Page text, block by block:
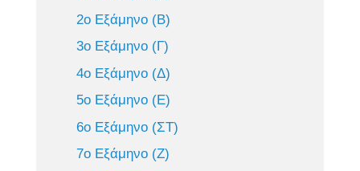
2ο Εξάμηνο (Β)
3ο Εξάμηνο (Γ)
4ο Εξάμηνο (Δ)
5ο Εξάμηνο (Ε)
6ο Εξάμηνο (ΣΤ)
7ο Εξάμηνο (Ζ)